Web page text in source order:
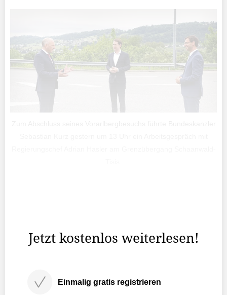
Jetzt kostenlos weiterlesen!
Einmalig gratis registrieren